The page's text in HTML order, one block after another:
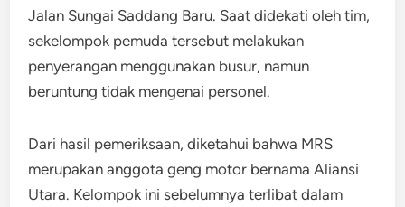
Jalan Sungai Saddang Baru. Saat didekati oleh tim,
sekelompok pemuda tersebut melakukan
penyerangan menggunakan busur, namun
beruntung tidak mengenai personel.
Dari hasil pemeriksaan, diketahui bahwa MRS
merupakan anggota geng motor bernama Aliansi
Utara. Kelompok ini sebelumnya terlibat dalam